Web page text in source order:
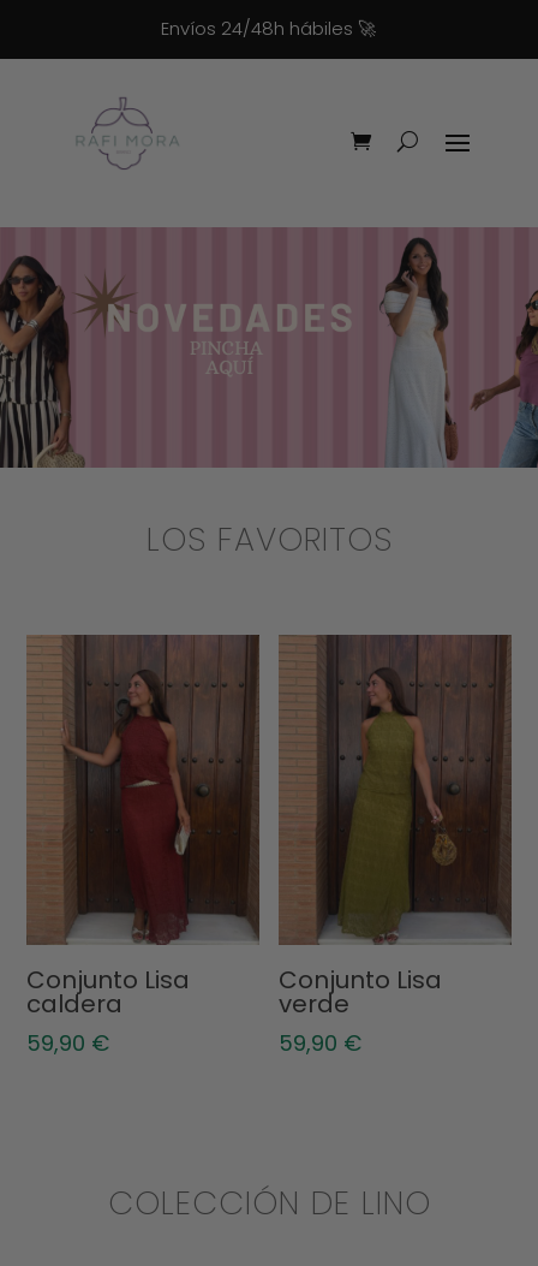
Envíos 24/48h hábiles 🚀
LOS FAVORITOS
Conjunto Lisa
caldera
59,90 €
Conjunto Lisa
verde
59,90 €
COLECCIÓN DE LINO